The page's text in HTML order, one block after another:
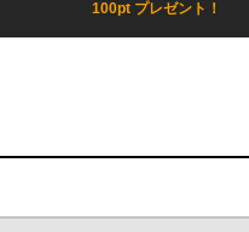
100pt プレゼント！